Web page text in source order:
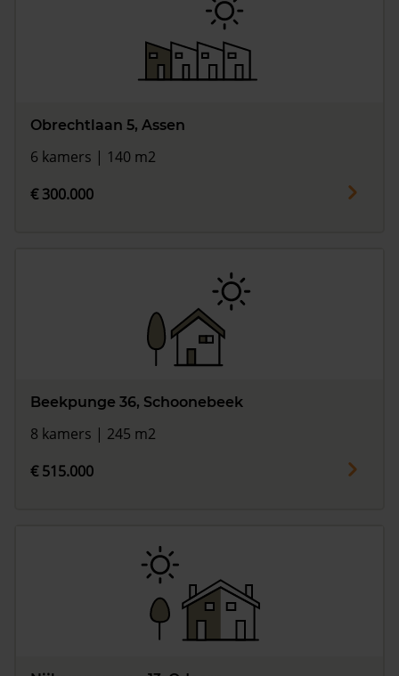
Obrechtlaan 5, Assen
6 kamers | 140 m2
€ 300.000
Beekpunge 36, Schoonebeek
8 kamers | 245 m2
€ 515.000